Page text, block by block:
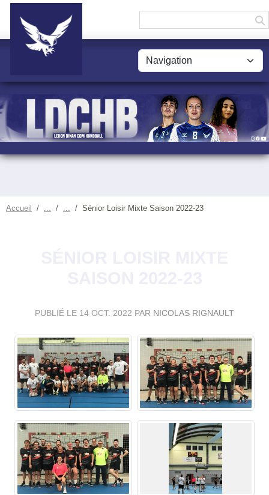
Accueil Sénior Loisir Mixte Saison 2022-23
PUBLIÉ LE 14 OCT. 2022 PAR NICOLAS RIGNAULT